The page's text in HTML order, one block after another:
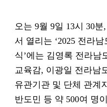
오는 9월 9일 13시 30
서 열리는 ‘2025 전라
식’에는 김영록 전라남
교육감, 이광일 전라남
유관기관 및 단체 관계
반도민 등 약 500여 명